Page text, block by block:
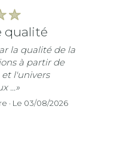
qualité
la qualité de la
à partir de
l'univers
...»
· Le 03/08/2026